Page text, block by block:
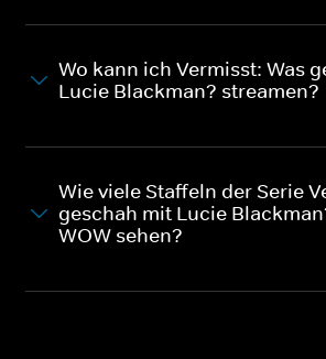
Wo kann ich Vermisst: Was
Lucie Blackman? streamen?
Wie viele Staffeln der Serie
geschah mit Lucie
WOW sehen?